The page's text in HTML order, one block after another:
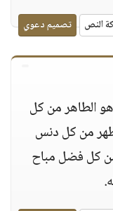
النص تصميم دعوي
الطاهر من كل
من كل دنس
كل فضل مباح